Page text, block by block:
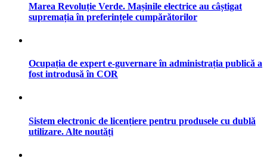
Marea Revoluție Verde. Mașinile electrice au câștigat
supremația în preferințele cumpărătorilor
Ocupația de expert e-guvernare în administrația publică a
fost introdusă în COR
Sistem electronic de licențiere pentru produsele cu dublă
utilizare. Alte noutăți